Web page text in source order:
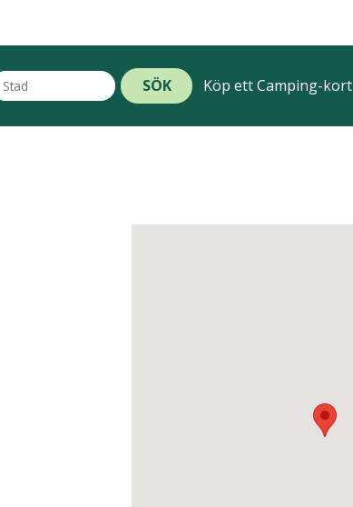
SÖK Köp ett Camping-kort